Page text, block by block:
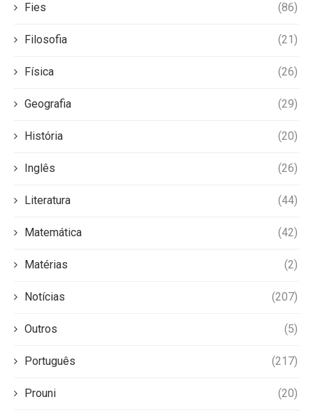
Fies (86)
Filosofia (21)
Física (26)
Geografia (29)
História (20)
Inglês (26)
Literatura (44)
Matemática (42)
Matérias (2)
Notícias (207)
Outros (5)
Português (217)
Prouni (20)